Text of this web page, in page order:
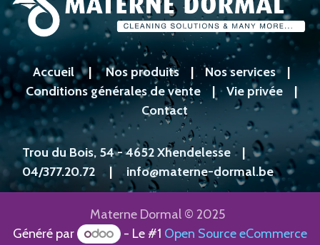
Accueil|Nos produits|Nos services|
Conditions générales de vente | Vie privée |
Contact
Trou du Bois, 54 - 4652 Xhendelesse|
04/377.20.72 |info@materne-dormal.be
Materne Dormal © 2025
Généré par
- Le #1 Open Source eCommerce